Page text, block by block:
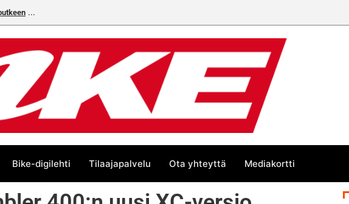
Bike-digilehti Tilaajapalvelu Ota yhteyttä Mediakortti